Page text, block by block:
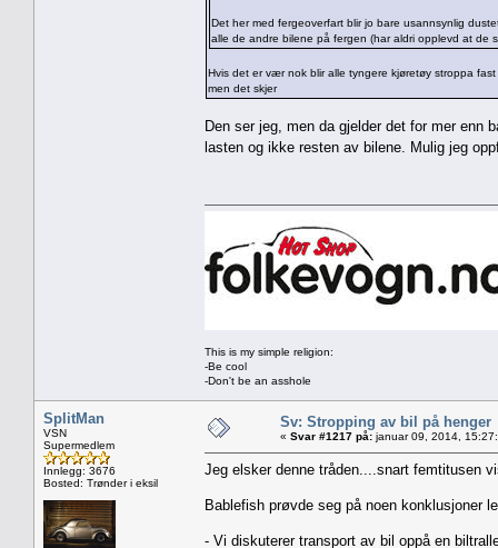
Det her med fergeoverfart blir jo bare usannsynlig
alle de andre bilene på fergen (har aldri opplevd at de
Hvis det er vær nok blir alle tyngere kjøretøy stroppa
men det skjer
Den ser jeg, men da gjelder det for mer enn
lasten og ikke resten av bilene. Mulig jeg
This is my simple religion:
-Be cool
-Don't be an asshole
SplitMan
VSN
Supermedlem
Innlegg: 3676
Bosted: Trønder i eksil
Sv: Stropping av bil på henger
« Svar #1217 på: januar 09, 2014,
Jeg elsker denne tråden....snart femtitusen
Bablefish prøvde seg på noen konklusjoner
- Vi diskuterer transport av bil oppå en